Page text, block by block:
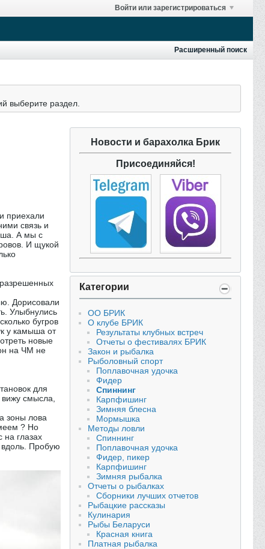
Войти или зарегистрироваться
Расширенный поиск
выберите раздел.
приехали
связь и
А мы с
И щукой
Дорисовали
Улыбнулись
бугров
у камыша от
новые
на ЧМ не
для
смысла,
зоны лова
? Но
глазах
вдоль. Пробую
Новости и барахолка Брик
Присоединяйся!
Категории
ОО БРИК
О клубе БРИК
Результаты клубных встреч
Отчеты о фестивалях БРИК
Закон и рыбалка
Рыболовный спорт
Поплавочная удочка
Фидер
Спиннинг
Карпфишинг
Зимняя блесна
Мормышка
Методы ловли
Спиннинг
Поплавочная удочка
Фидер, пикер
Карпфишинг
Зимняя рыбалка
Отчеты о рыбалках
Сборники лучших отчетов
Рыбацкие рассказы
Кулинария
Рыбы Беларуси
Красная книга
Платная рыбалка